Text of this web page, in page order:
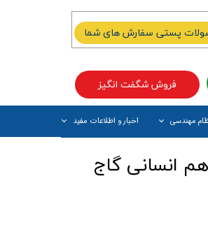
مهندسی اخبار و اطلاعات مفید
فروش شگفت انگیز
پستی سفارش های شما
انسانی گاج